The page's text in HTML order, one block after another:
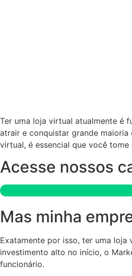
Ter uma loja virtual atualmente é
atrair e conquistar grande
virtual, é essencial que você
Acesse nossos
Mas minha
Exatamente por isso, ter uma loja
investimento alto no início, o
funcionário.